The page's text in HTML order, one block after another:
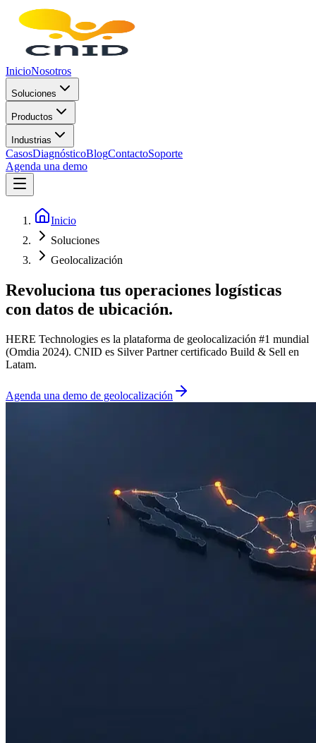
InicioNosotros
Soluciones
Productos
Industrias
CasosDiagnósticoBlogContactoSoporte
Agenda una demo
Inicio
Soluciones
Geolocalización
Revoluciona tus operaciones logísticas
con datos de ubicación.
HERE Technologies es la plataforma de geolocalización #1 mundial
(Omdia 2024). CNID es Silver Partner certificado Build & Sell en
Latam.
Agenda una demo de geolocalización